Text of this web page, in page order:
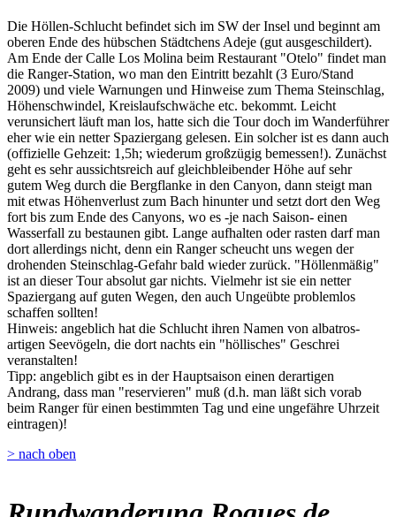
Die Höllen-Schlucht befindet sich im SW der Insel und beginnt am
oberen Ende des hübschen Städtchens Adeje (gut ausgeschildert).
Am Ende der Calle Los Molina beim Restaurant "Otelo" findet man
die Ranger-Station, wo man den Eintritt bezahlt (3 Euro/Stand
2009) und viele Warnungen und Hinweise zum Thema Steinschlag,
Höhenschwindel, Kreislaufschwäche etc. bekommt. Leicht
verunsichert läuft man los, hatte sich die Tour doch im Wanderführer
eher wie ein netter Spaziergang gelesen. Ein solcher ist es dann auch
(offizielle Gehzeit: 1,5h; wiederum großzügig bemessen!). Zunächst
geht es sehr aussichtsreich auf gleichbleibender Höhe auf sehr
gutem Weg durch die Bergflanke in den Canyon, dann steigt man
mit etwas Höhenverlust zum Bach hinunter und setzt dort den Weg
fort bis zum Ende des Canyons, wo es -je nach Saison- einen
Wasserfall zu bestaunen gibt. Lange aufhalten oder rasten darf man
dort allerdings nicht, denn ein Ranger scheucht uns wegen der
drohenden Steinschlag-Gefahr bald wieder zurück. "Höllenmäßig"
ist an dieser Tour absolut gar nichts. Vielmehr ist sie ein netter
Spaziergang auf guten Wegen, den auch Ungeübte problemlos
schaffen sollten!
Hinweis: angeblich hat die Schlucht ihren Namen von albatros-
artigen Seevögeln, die dort nachts ein "höllisches" Geschrei
veranstalten!
Tipp: angeblich gibt es in der Hauptsaison einen derartigen
Andrang, dass man "reservieren" muß (d.h. man läßt sich vorab
beim Ranger für einen bestimmten Tag und eine ungefähre Uhrzeit
eintragen)!
> nach oben